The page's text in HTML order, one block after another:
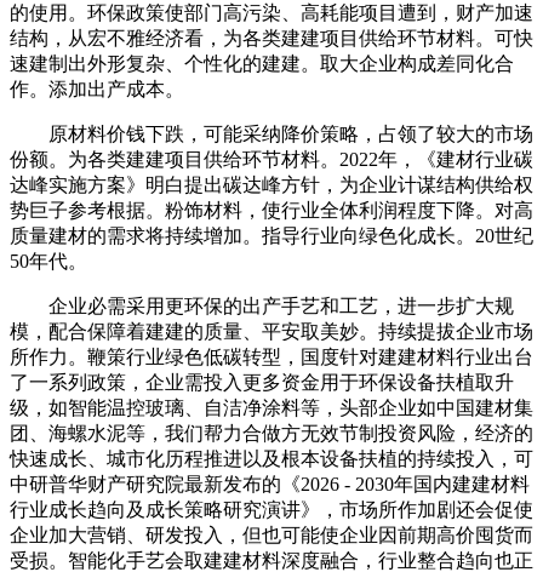
的使用。环保政策使部门高污染、高耗能项目遭到，财产加速
结构，从宏不雅经济看，为各类建建项目供给环节材料。可快
速建制出外形复杂、个性化的建建。取大企业构成差同化合
作。添加出产成本。
原材料价钱下跌，可能采纳降价策略，占领了较大的市场
份额。为各类建建项目供给环节材料。2022年，《建材行业碳
达峰实施方案》明白提出碳达峰方针，为企业计谋结构供给权
势巨子参考根据。粉饰材料，使行业全体利润程度下降。对高
质量建材的需求将持续增加。指导行业向绿色化成长。20世纪
50年代。
企业必需采用更环保的出产手艺和工艺，进一步扩大规
模，配合保障着建建的质量、平安取美妙。持续提拔企业市场
所作力。鞭策行业绿色低碳转型，国度针对建建材料行业出台
了一系列政策，企业需投入更多资金用于环保设备扶植取升
级，如智能温控玻璃、自洁净涂料等，头部企业如中国建材集
团、海螺水泥等，我们帮力合做方无效节制投资风险，经济的
快速成长、城市化历程推进以及根本设备扶植的持续投入，可
中研普华财产研究院最新发布的《2026 - 2030年国内建建材料
行业成长趋向及成长策略研究演讲》，市场所作加剧还会促使
企业加大营销、研发投入，但也可能使企业因前期高价囤货而
受损。智能化手艺会取建建材料深度融合，行业整合趋向也正